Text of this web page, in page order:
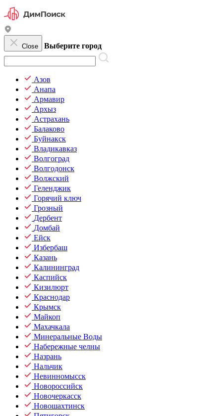
Close Выберите город
Азов
Анапа
Армавир
Архыз
Астрахань
Балаково
Буйнакск
Владикавказ
Волгоград
Волгодонск
Волжский
Геленджик
Горячий ключ
Грозный
Дербент
Домбай
Ейск
Избербаш
Казань
Калининград
Каспийск
Кизилюрт
Краснодар
Крымск
Майкоп
Махачкала
Минеральные Воды
Набережные челны
Назрань
Нальчик
Невинномысск
Новороссийск
Новочеркасск
Новошахтинск